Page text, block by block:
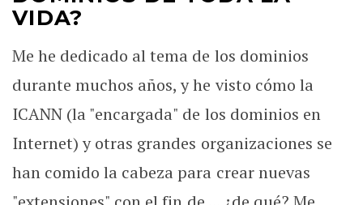
VIDA?
Me he dedicado al tema de los dominios
durante muchos años, y he visto cómo la
ICANN (la "encargada" de los dominios en
Internet) y otras grandes organizaciones se
han comido la cabeza para crear nuevas